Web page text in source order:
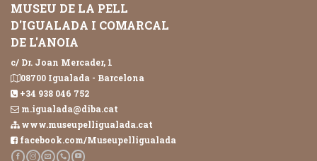
MUSEU DE LA PELL
D'IGUALADA I COMARCAL
DE L'ANOIA
c/ Dr. Joan Mercader, 1
08700 Igualada - Barcelona
+34 938 046 752
m.igualada@diba.cat
www.museupelligualada.cat
facebook.com/Museupelligualada